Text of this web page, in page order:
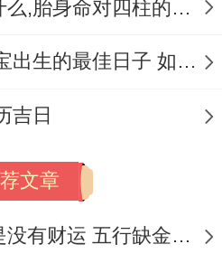
二 |八月十二|宜: 纳
搬家、入宅等 | 冲蛇煞
。
期日|八月十七
、祈福，求嗣、开
八字中的胎命身是什么,胎身命对四柱的影响
2024年农历12月宝宝出生的最佳日子 如何挑选适合的吉日
吉日
文章
五行缺金的人是不是没有财运 五行缺金的人命运好不好